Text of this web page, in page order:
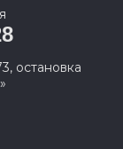
остановка